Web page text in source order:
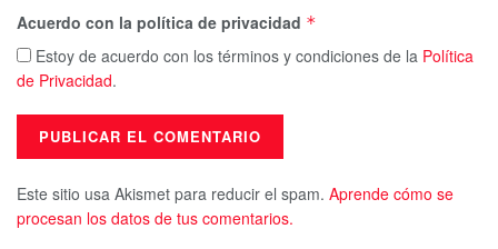
Acuerdo con la política de privacidad *
Estoy de acuerdo con los términos y condiciones de la Política
de Privacidad.
Este sitio usa Akismet para reducir el spam. Aprende cómo se
procesan los datos de tus comentarios.